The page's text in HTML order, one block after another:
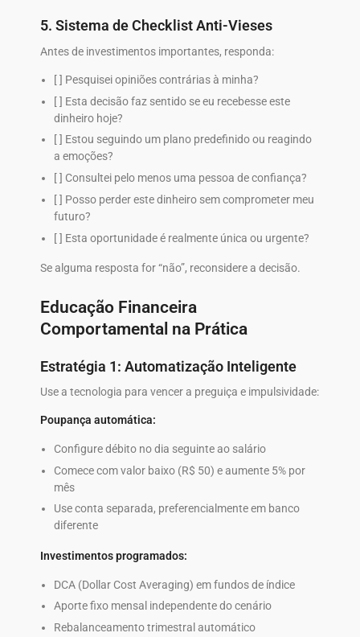
5. Sistema de Checklist Anti-Vieses
Antes de investimentos importantes, responda:
[ ] Pesquisei opiniões contrárias à minha?
[ ] Esta decisão faz sentido se eu recebesse este
dinheiro hoje?
[ ] Estou seguindo um plano predefinido ou reagindo
a emoções?
[ ] Consultei pelo menos uma pessoa de confiança?
[ ] Posso perder este dinheiro sem comprometer meu
futuro?
[ ] Esta oportunidade é realmente única ou urgente?
Se alguma resposta for “não”, reconsidere a decisão.
Educação Financeira
Comportamental na Prática
Estratégia 1: Automatização Inteligente
Use a tecnologia para vencer a preguiça e impulsividade:
Poupança automática:
Configure débito no dia seguinte ao salário
Comece com valor baixo (R$ 50) e aumente 5% por
mês
Use conta separada, preferencialmente em banco
diferente
Investimentos programados:
DCA (Dollar Cost Averaging) em fundos de índice
Aporte fixo mensal independente do cenário
Rebalanceamento trimestral automático